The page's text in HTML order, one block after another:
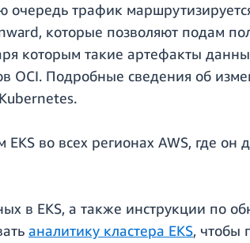
трафик
которые позволяют подам
которым такие артефакты
OCI. Подробные сведения об
во всех регионах AWS, где он
в EKS, а также инструкции по
аналитику кластера EKS, чтобы